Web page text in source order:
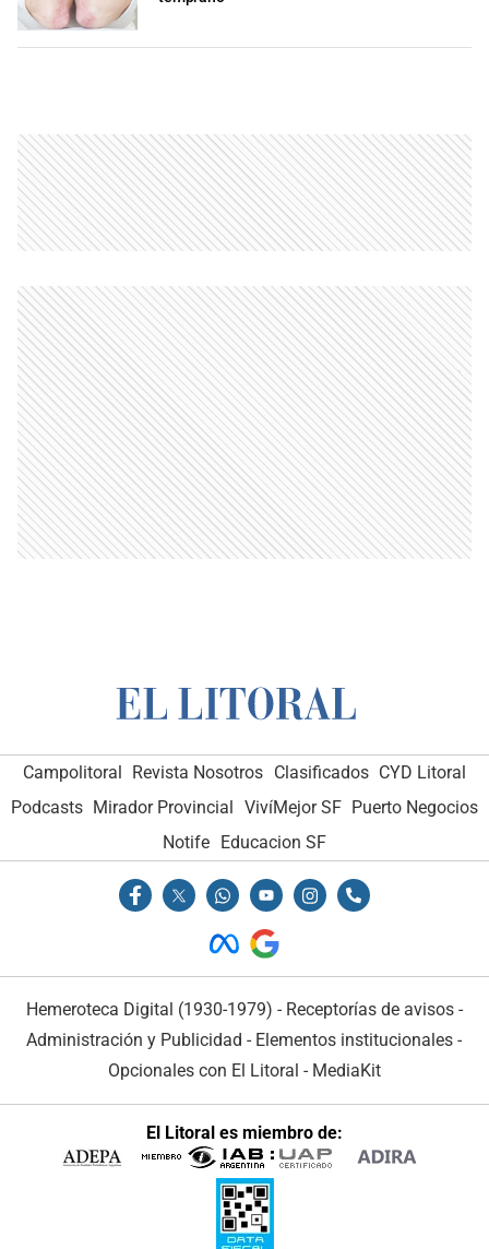
Campolitoral Revista Nosotros Clasificados CYD Litoral
Podcasts Mirador Provincial VivíMejor SF Puerto Negocios
Notife Educacion SF
Hemeroteca Digital (1930-1979) - Receptorías de avisos -
Administración y Publicidad - Elementos institucionales -
Opcionales con El Litoral - MediaKit
El Litoral es miembro de: